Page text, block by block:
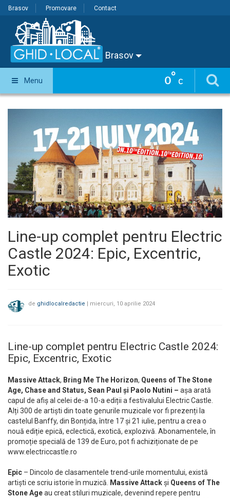
Brasov Promovare Contact
Brasov
0° C
Menu
Line-up complet pentru Electric
Castle 2024: Epic, Excentric,
Exotic
de ghidlocalredactie | miercuri, 10 aprilie 2024
Line-up complet pentru Electric Castle 2024:
Epic, Excentric, Exotic
Massive Attack, Bring Me The Horizon, Queens of The Stone
Age, Chase and Status, Sean Paul și Paolo Nutini – așa arată
capul de afiș al celei de-a 10-a ediții a festivalului Electric Castle.
Alți 300 de artiști din toate genurile muzicale vor fi prezenți la
castelul Banffy, din Bonțida, între 17 și 21 iulie, pentru a crea o
nouă ediție epică, eclectică, exotică, explozivă. Abonamentele, în
promoție specială de 139 de Euro, pot fi achiziționate de pe
www.electriccastle.ro
Epic – Dincolo de clasamentele trend-urile momentului, există
artiști ce scriu istorie în muzică.
Massive Attackși Queens of The
Stone Ageau creat stiluri muzicale, devenind repere pentru